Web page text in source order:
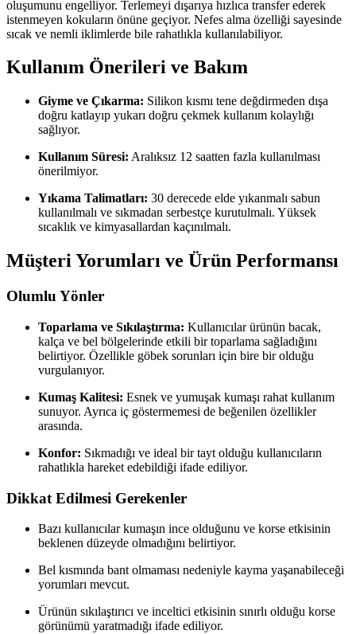
oluşumunu engelliyor. Terlemeyi dışarıya hızlıca transfer ederek
istenmeyen kokuların önüne geçiyor. Nefes alma özelliği sayesinde
sıcak ve nemli iklimlerde bile rahatlıkla kullanılabiliyor.
Kullanım Önerileri ve Bakım
Giyme ve Çıkarma: Silikon kısmı tene değdirmeden dışa
doğru katlayıp yukarı doğru çekmek kullanım kolaylığı
sağlıyor.
Kullanım Süresi: Aralıksız 12 saatten fazla kullanılması
önerilmiyor.
Yıkama Talimatları: 30 derecede elde yıkanmalı sabun
kullanılmalı ve sıkmadan serbestçe kurutulmalı. Yüksek
sıcaklık ve kimyasallardan kaçınılmalı.
Müşteri Yorumları ve Ürün Performansı
Olumlu Yönler
Toparlama ve Sıkılaştırma: Kullanıcılar ürünün bacak,
kalça ve bel bölgelerinde etkili bir toparlama sağladığını
belirtiyor. Özellikle göbek sorunları için bire bir olduğu
vurgulanıyor.
Kumaş Kalitesi: Esnek ve yumuşak kumaşı rahat kullanım
sunuyor. Ayrıca iç göstermemesi de beğenilen özellikler
arasında.
Konfor: Sıkmadığı ve ideal bir tayt olduğu kullanıcıların
rahatlıkla hareket edebildiği ifade ediliyor.
Dikkat Edilmesi Gerekenler
Bazı kullanıcılar kumaşın ince olduğunu ve korse etkisinin
beklenen düzeyde olmadığını belirtiyor.
Bel kısmında bant olmaması nedeniyle kayma yaşanabileceği
yorumları mevcut.
Ürünün sıkılaştırıcı ve inceltici etkisinin sınırlı olduğu korse
görünümü yaratmadığı ifade ediliyor.